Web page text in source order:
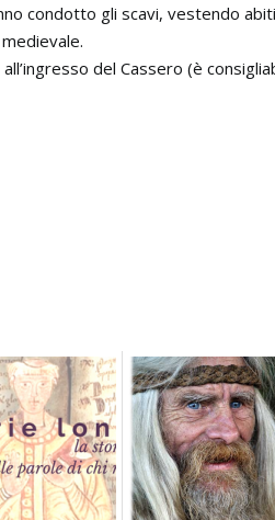
condotto gli scavi, vestendo
del Cassero (è